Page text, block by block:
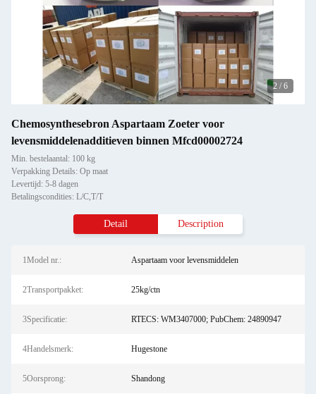
2 / 6
Chemosynthesebron Aspartaam Zoeter voor
levensmiddelenadditieven binnen Mfcd00002724
Min. bestelaantal: 100 kg
Verpakking Details: Op maat
Levertijd: 5-8 dagen
Betalingscondities: L/C,T/T
Detail Description
1Model nr.: Aspartaam voor levensmiddelen
2Transportpakket: 25kg/ctn
3Specificatie: RTECS: WM3407000; PubChem: 24890947
4Handelsmerk: Hugestone
5Oorsprong: Shandong